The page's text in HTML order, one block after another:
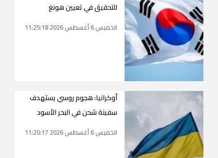
للتحقيق في تعيين هونغ
الخميس 6 أغسطس 2026 11:25:18
أوكرانيا: هجوم روسي يستهدف
سفينة شحن في البحر الأسود
الخميس 6 أغسطس 2026 11:20:17